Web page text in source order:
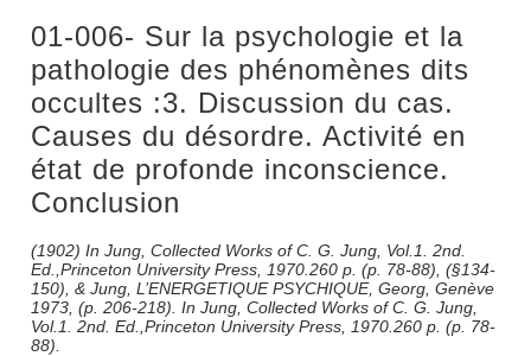
01-006- Sur la psychologie et la
pathologie des phénomènes dits
occultes :3. Discussion du cas.
Causes du désordre. Activité en
état de profonde inconscience.
Conclusion
(1902) In Jung, Collected Works of C. G. Jung, Vol.1. 2nd.
Ed.,Princeton University Press, 1970.260 p. (p. 78-88), (§134-
150), & Jung, L’ENERGETIQUE PSYCHIQUE, Georg, Genève
1973, (p. 206-218). In Jung, Collected Works of C. G. Jung,
Vol.1. 2nd. Ed.,Princeton University Press, 1970.260 p. (p. 78-
88).